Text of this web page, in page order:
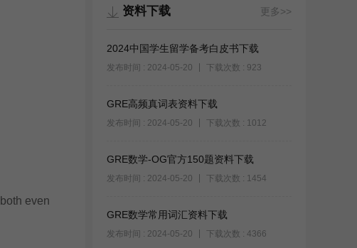
even
资料下载 更多>>
2024中国学生留学备考白皮书下载
发布时间 : 2024-05-20 下载次数 : 923
GRE高频真词表资料下载
发布时间 : 2024-05-20 下载次数 : 1012
GRE数学-OG官方150题资料下载
发布时间 : 2024-05-20 下载次数 : 1454
GRE数学常用词汇资料下载
发布时间 : 2024-05-20 下载次数 : 4366